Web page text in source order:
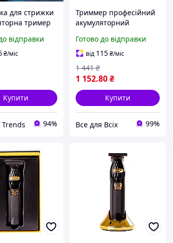
для стрижки
тример
для
волосся з USB
відправки
₴/міс
Купити
94%
Триммер професійний
акумуляторний
для стрижки бороди та
волосся тример для
стрижки
Готово до відправки
від 115₴/міс
1 152.80₴
1 441 ₴
Купити
Все для Всіх 99%